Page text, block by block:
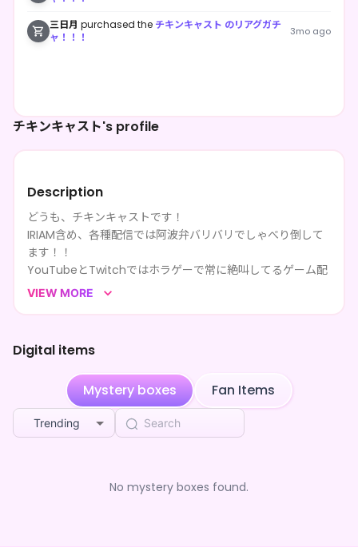
チキンキャスト's profile
Description
どうも、チキンキャストです！
IRIAM含め、各種配信では阿波弁バリバリでしゃべり倒して
ます！！
YouTubeとTwitchではホラゲーで常に絶叫してるゲーム配
信者です！
とにかくテンション高めで楽しい時間をお届けしよるでな！
「騒がしいの好き」「ホラゲーの悲鳴で笑いたい」「方言キ
ャラおもろい！」って人には特に刺さるはず。
お時間あれば、ぜひ『チキンキャスト』で検索して遊びにき
てな〜！
ほな、待っとるけん！！
VIEW MORE
Digital items
Mystery boxes Fan Items
Trending
No mystery boxes found.
三日月 purchased the チキンキャスト のリアグガチ
ャ！！！
3mo ago